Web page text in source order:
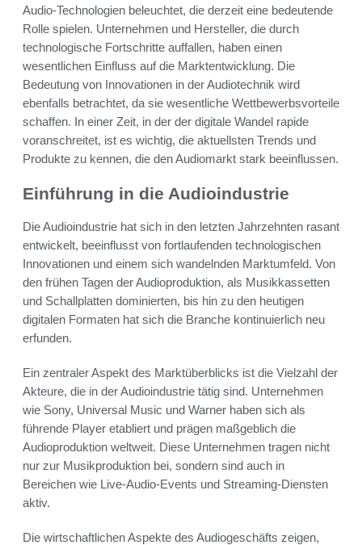
Audio-Technologien beleuchtet, die derzeit eine bedeutende
Rolle spielen. Unternehmen und Hersteller, die durch
technologische Fortschritte auffallen, haben einen
wesentlichen Einfluss auf die Marktentwicklung. Die
Bedeutung von Innovationen in der Audiotechnik wird
ebenfalls betrachtet, da sie wesentliche Wettbewerbsvorteile
schaffen. In einer Zeit, in der der digitale Wandel rapide
voranschreitet, ist es wichtig, die aktuellsten Trends und
Produkte zu kennen, die den Audiomarkt stark beeinflussen.
Einführung in die Audioindustrie
Die Audioindustrie hat sich in den letzten Jahrzehnten rasant
entwickelt, beeinflusst von fortlaufenden technologischen
Innovationen und einem sich wandelnden Marktumfeld. Von
den frühen Tagen der Audioproduktion, als Musikkassetten
und Schallplatten dominierten, bis hin zu den heutigen
digitalen Formaten hat sich die Branche kontinuierlich neu
erfunden.
Ein zentraler Aspekt des Marktüberblicks ist die Vielzahl der
Akteure, die in der Audioindustrie tätig sind. Unternehmen
wie Sony, Universal Music und Warner haben sich als
führende Player etabliert und prägen maßgeblich die
Audioproduktion weltweit. Diese Unternehmen tragen nicht
nur zur Musikproduktion bei, sondern sind auch in
Bereichen wie Live-Audio-Events und Streaming-Diensten
aktiv.
Die wirtschaftlichen Aspekte des Audiogeschäfts zeigen,